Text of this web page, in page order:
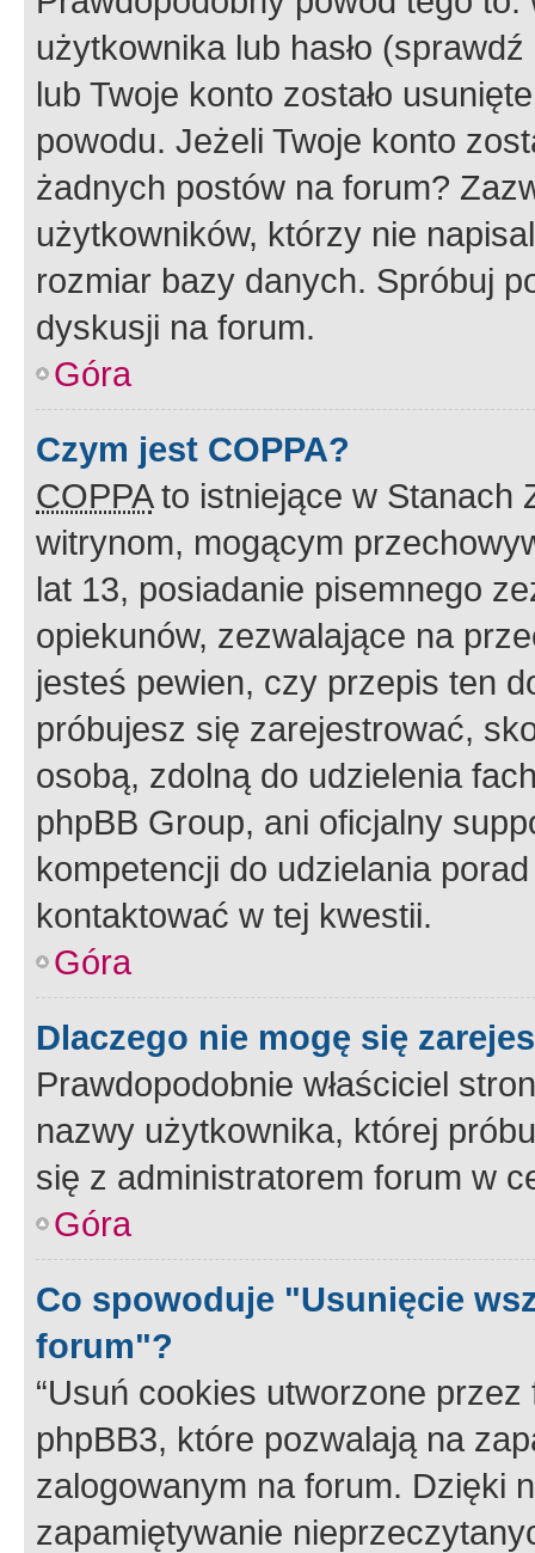
użytkownika lub hasło
lub Twoje konto zostało
powodu. Jeżeli Twoje konto
żadnych postów na forum?
użytkowników, którzy nie
rozmiar bazy danych. Spróbuj
dyskusji na forum.
Góra
Czym jest COPPA?
COPPAto istniejące w Stanach
witrynom, mogącym
lat 13, posiadanie pisemnego
opiekunów, zezwalające na
jesteś pewien, czy przepis ten
próbujesz się zarejestrować,
osobą, zdolną do udzielenia
phpBB Group, ani oficjalny
kompetencji do udzielania
kontaktować w tej kwestii.
Góra
Dlaczego nie mogę się
Prawdopodobnie właściciel
nazwy użytkownika, której
się z administratorem forum w
Góra
Co spowoduje "Usunięcie
forum"?
“Usuń cookies utworzone
phpBB3, które pozwalają na
zalogowanym na forum. Dzięki
zapamiętywanie